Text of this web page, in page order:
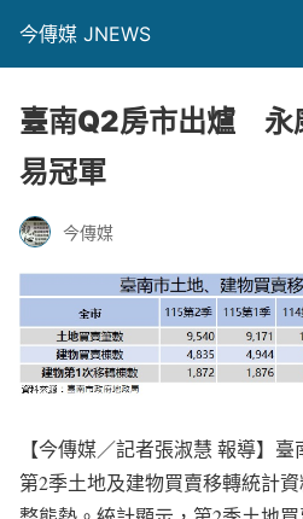
今傳媒 JNEWS
臺南Q2房市出爐 永
易冠軍
今傳媒
【今傳媒／記者張淑慧 報導】
第2季土地及建物買賣移轉統計